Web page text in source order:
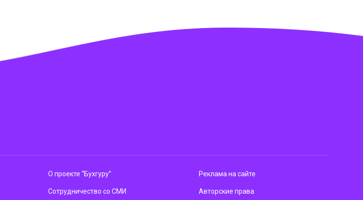
О проекте “Бухгуру”
Сотрудничество со СМИ
Реклама на сайте
Авторские права